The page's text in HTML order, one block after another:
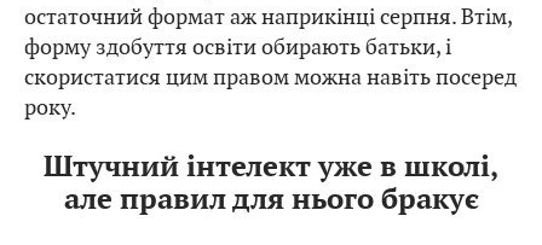
остаточний формат аж наприкінці серпня. Втім,
форму здобуття освіти обирають батьки, і
скористатися цим правом можна навіть посеред
року.
Штучний інтелект уже в школі,
але правил для нього бракує